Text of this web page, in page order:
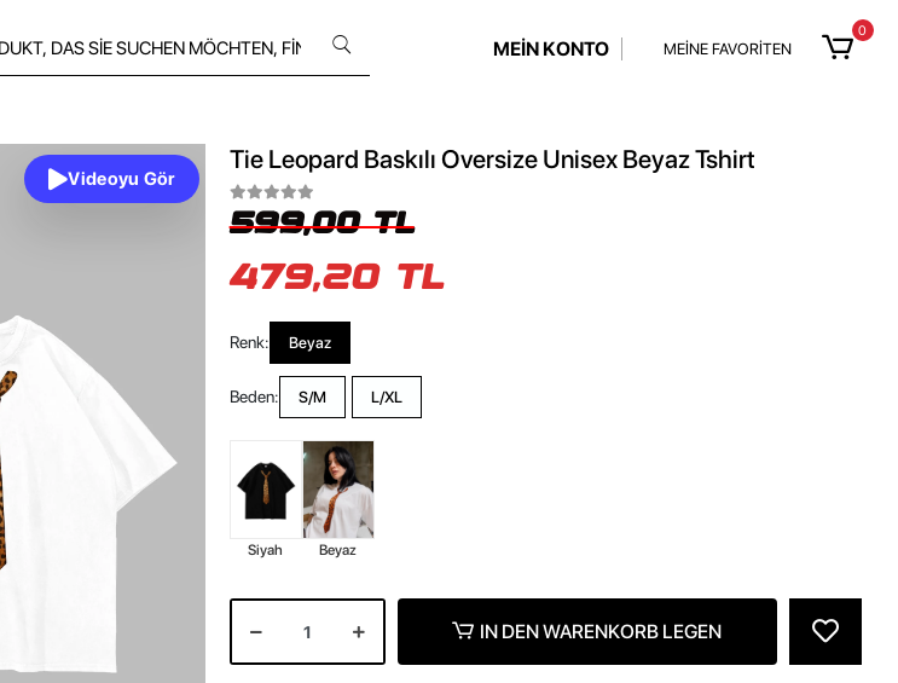
MEİN KONTO MEİNE FAVORİTEN
0
Videoyu Gör
Tie Leopard Baskılı Oversize Unisex Beyaz Tshirt
599,00 TL
479,20 TL
Renk: Beyaz
Beden: S/M L/XL
Siyah Beyaz
IN DEN WARENKORB LEGEN